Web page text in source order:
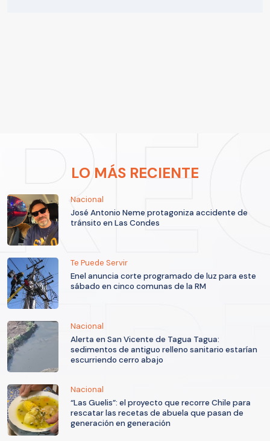
LO MÁS RECIENTE
Nacional
José Antonio Neme protagoniza accidente de
tránsito en Las Condes
Te Puede Servir
Enel anuncia corte programado de luz para este
sábado en cinco comunas de la RM
Nacional
Alerta en San Vicente de Tagua Tagua:
sedimentos de antiguo relleno sanitario estarían
escurriendo cerro abajo
Nacional
“Las Guelis”: el proyecto que recorre Chile para
rescatar las recetas de abuela que pasan de
generación en generación